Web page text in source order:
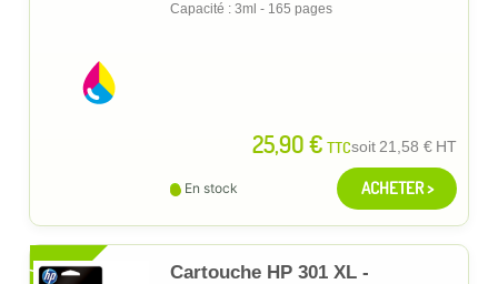
Capacité : 3ml - 165 pages
25,90 € TTCsoit21,58 € HT
En stock ACHETER >
XL
Cartouche HP 301 XL -